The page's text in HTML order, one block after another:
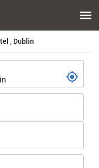
, Dublin